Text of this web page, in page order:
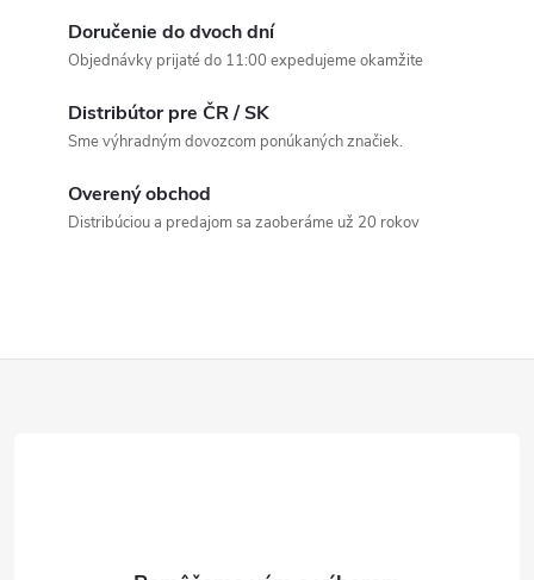
Doručenie do dvoch dní
Objednávky prijaté do 11:00 expedujeme okamžite
Distribútor pre ČR / SK
Sme výhradným dovozcom ponúkaných značiek.
Overený obchod
Distribúciou a predajom sa zaoberáme už 20 rokov